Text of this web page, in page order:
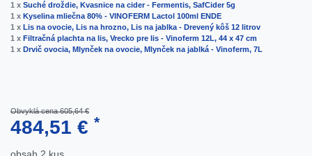
1 x Suché droždie, Kvasnice na cider - Fermentis, SafCider 5g
1 x Kyselina mliečna 80% - VINOFERM Lactol 100ml ENDE
1 x Lis na ovocie, Lis na hrozno, Lis na jablka - Drevený kôš 12 litrov
1 x Filtračná plachta na lis, Vrecko pre lis - Vinoferm 12L, 44 x 47 cm
1 x Drvič ovocia, Mlynček na ovocie, Mlynček na jablká - Vinoferm, 7L
Obvyklá cena 605,64 €
484,51 € *